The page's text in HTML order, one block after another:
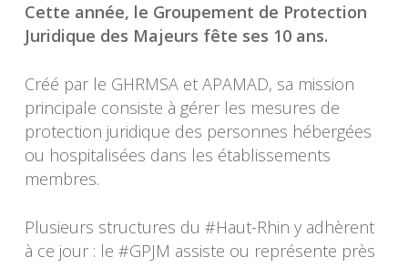
Cette année, le Groupement de Protection
Juridique des Majeurs fête ses 10 ans.
Créé par le GHRMSA et APAMAD, sa mission
principale consiste à gérer les mesures de
protection juridique des personnes hébergées
ou hospitalisées dans les établissements
membres.
Plusieurs structures du #Haut-Rhin y adhèrent
à ce jour : le #GPJM assiste ou représente près